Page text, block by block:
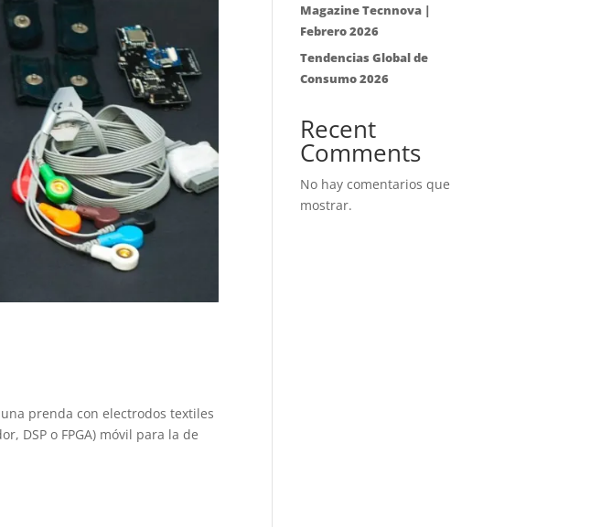
prenda con electrodos textiles
DSP o FPGA) móvil para la de
Magazine Tecnnova |
Febrero 2026
Tendencias Global de
Consumo 2026
Recent
Comments
No hay comentarios que
mostrar.